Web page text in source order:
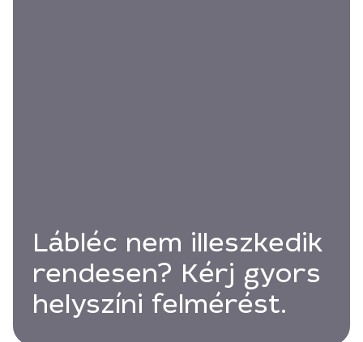
Lábléc nem illeszkedik
rendesen? Kérj gyors
helyszíni felmérést.